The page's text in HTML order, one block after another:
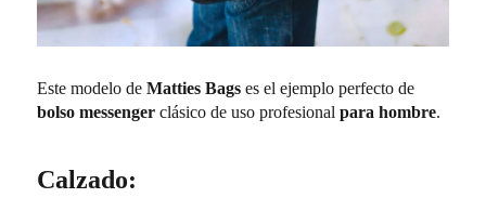
Este modelo deMatties Bags es el ejemplo perfecto de
bolso messenger clásico de uso profesionalpara hombre.
Calzado: